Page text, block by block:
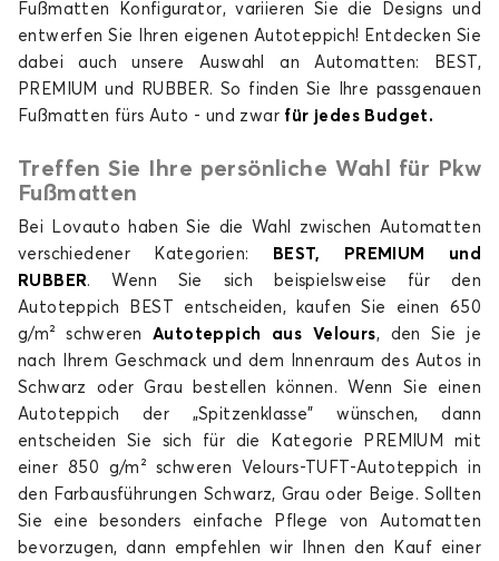
Fußmatten Konfigurator, variieren Sie die Designs und
entwerfen Sie Ihren eigenen Autoteppich! Entdecken Sie
dabei auch unsere Auswahl an Automatten: BEST,
PREMIUM und RUBBER. So finden Sie Ihre passgenauen
Fußmatten fürs Auto - und zwar für jedes Budget.
Treffen Sie Ihre persönliche Wahl für Pkw
Fußmatten
Bei Lovauto haben Sie die Wahl zwischen Automatten
verschiedener Kategorien:
BEST, PREMIUM und
RUBBER. Wenn Sie sich beispielsweise für den
Autoteppich BEST entscheiden, kaufen Sie einen 650
g/m² schweren Autoteppich aus Velours, den Sie je
nach Ihrem Geschmack und dem Innenraum des Autos in
Schwarz oder Grau bestellen können. Wenn Sie einen
Autoteppich der „Spitzenklasse" wünschen, dann
entscheiden Sie sich für die Kategorie PREMIUM mit
einer 850 g/m² schweren Velours-TUFT-Autoteppich in
den Farbausführungen Schwarz, Grau oder Beige. Sollten
Sie eine besonders einfache Pflege von Automatten
bevorzugen, dann empfehlen wir Ihnen den Kauf einer